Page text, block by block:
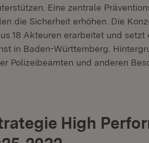
Eine zentrale
die Sicherheit erhöhen. Die
18 Akteuren erarbeitet und
in Baden-Württemberg.
Polizeibeamten und anderen
High